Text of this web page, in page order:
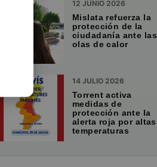
12 JUNIO 2026
Mislata refuerza la
protección de la
ciudadanía ante las
olas de calor
14 JULIO 2026
Torrent activa
medidas de
protección ante la
alerta roja por altas
temperaturas